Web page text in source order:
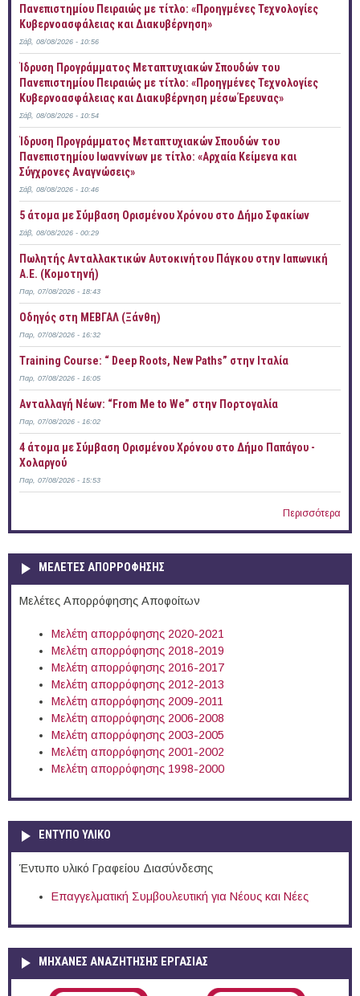
Πανεπιστημίου Πειραιώς με τίτλο: «Προηγμένες Τεχνολογίες
Κυβερνοασφάλειας και Διακυβέρνηση»
Σάβ, 08/08/2026 - 10:56
Ίδρυση Προγράμματος Μεταπτυχιακών Σπουδών του
Πανεπιστημίου Πειραιώς με τίτλο: «Προηγμένες Τεχνολογίες
Κυβερνοασφάλειας και Διακυβέρνηση μέσω Έρευνας»
Σάβ, 08/08/2026 - 10:54
Ίδρυση Προγράμματος Μεταπτυχιακών Σπουδών του
Πανεπιστημίου Ιωαννίνων με τίτλο: «Αρχαία Κείμενα και
Σύγχρονες Αναγνώσεις»
Σάβ, 08/08/2026 - 10:46
5 άτομα με Σύμβαση Ορισμένου Χρόνου στο Δήμο Σφακίων
Σάβ, 08/08/2026 - 00:29
Πωλητής Ανταλλακτικών Αυτοκινήτου Πάγκου στην Ιαπωνική
Α.Ε. (Κομοτηνή)
Παρ, 07/08/2026 - 18:43
Οδηγός στη ΜΕΒΓΑΛ (Ξάνθη)
Παρ, 07/08/2026 - 16:32
Training Course: “ Deep Roots, New Paths” στην Ιταλία
Παρ, 07/08/2026 - 16:05
Ανταλλαγή Νέων: “From Me to We” στην Πορτογαλία
Παρ, 07/08/2026 - 16:02
4 άτομα με Σύμβαση Ορισμένου Χρόνου στο Δήμο Παπάγου -
Χολαργού
Παρ, 07/08/2026 - 15:53
Περισσότερα
ΜΕΛΕΤΕΣ ΑΠΟΡΡΟΦΗΣΗΣ
Μελέτες Απορρόφησης Αποφοίτων
Μελέτη απορρόφησης 2020-2021
Μελέτη απορρόφησης 2018-2019
Μελέτη απορρόφησης 2016-2017
Μελέτη απορρόφησης 2012-2013
Μελέτη απορρόφησης 2009-2011
Μελέτη απορρόφησης 2006-2008
Μελέτη απορρόφησης 2003-2005
Μελέτη απορρόφησης 2001-2002
Μελέτη απορρόφησης 1998-2000
ΕΝΤΥΠΟ ΥΛΙΚΟ
Έντυπο υλικό Γραφείου Διασύνδεσης
Επαγγελματική Συμβουλευτική για Νέους και Νέες
ΜΗΧΑΝΕΣ ΑΝΑΖΗΤΗΣΗΣ ΕΡΓΑΣΙΑΣ